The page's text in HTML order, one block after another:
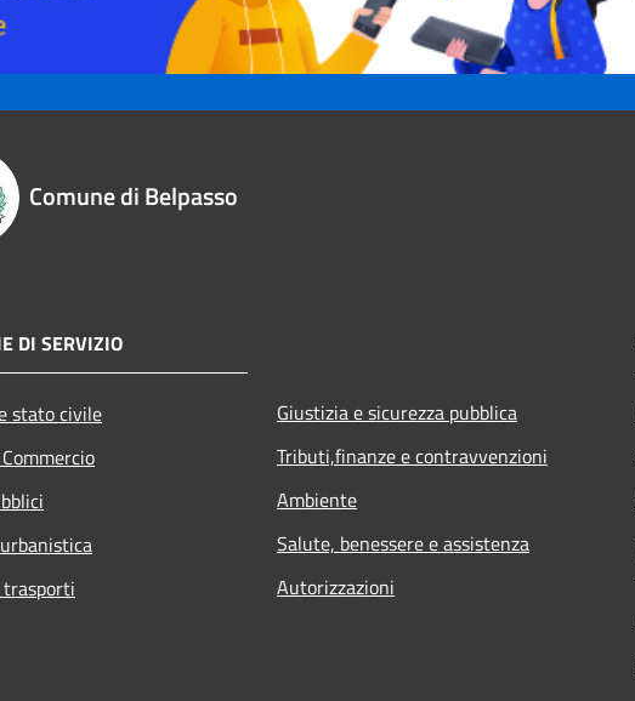
Comune di Belpasso
DI SERVIZIO
stato civile
Giustizia e sicurezza pubblica
Tributi,finanze e contravvenzioni
Ambiente
Salute, benessere e assistenza
Autorizzazioni